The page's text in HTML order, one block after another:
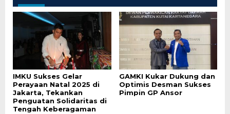
IMKU Sukses Gelar
Perayaan Natal 2025 di
Jakarta, Tekankan
Penguatan Solidaritas di
Tengah Keberagaman
GAMKI Kukar Dukung dan
Optimis Desman Sukses
Pimpin GP Ansor